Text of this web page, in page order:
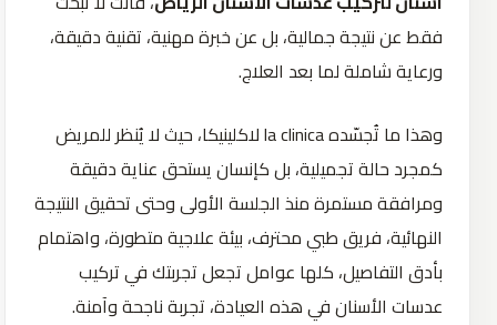
فقط عن نتيجة جمالية، بل عن خبرة مهنية، تقنية دقيقة،
ورعاية شاملة لما بعد العلاج.
وهذا ما تُجسّده la clinica لاكلينيكا، حيث لا يُنظر للمريض
كمجرد حالة تجميلية، بل كإنسان يستحق عناية دقيقة
ومرافقة مستمرة منذ الجلسة الأولى وحتى تحقيق النتيجة
النهائية، فريق طبي محترف، بيئة علاجية متطورة، واهتمام
بأدق التفاصيل، كلها عوامل تجعل تجربتك في تركيب
عدسات الأسنان في هذه العيادة، تجربة ناجحة وآمنة.